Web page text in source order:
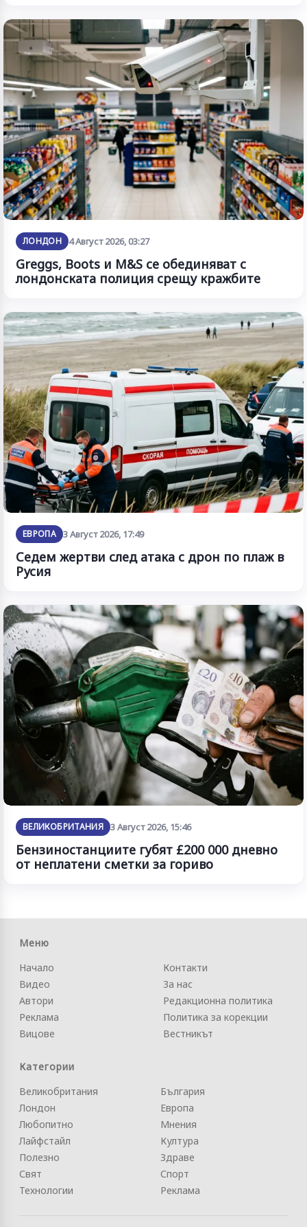
ЛОНДОН 4 Август 2026, 03:27
Greggs, Boots и M&S се обединяват с
лондонската полиция срещу кражбите
ЕВРОПА 3 Август 2026, 17:49
Седем жертви след атака с дрон по плаж в
Русия
ВЕЛИКОБРИТАНИЯ 3 Август 2026, 15:46
Бензиностанциите губят £200 000 дневно
от неплатени сметки за гориво
Меню
Начало
Видео
Автори
Реклама
Вицове
Контакти
За нас
Редакционна политика
Политика за корекции
Вестникът
Категории
Великобритания
Лондон
Любопитно
Лайфстайл
Полезно
Свят
Технологии
България
Европа
Мнения
Култура
Здраве
Спорт
Реклама